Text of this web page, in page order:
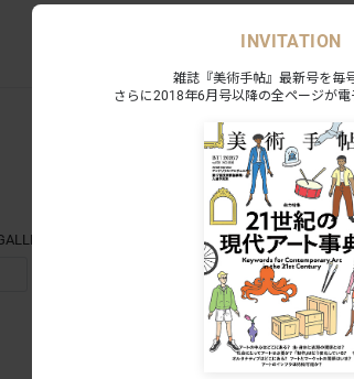
INVITATION
雑誌『美術手帖』最新号を毎
さらに2018年6月号以降の全ページが電